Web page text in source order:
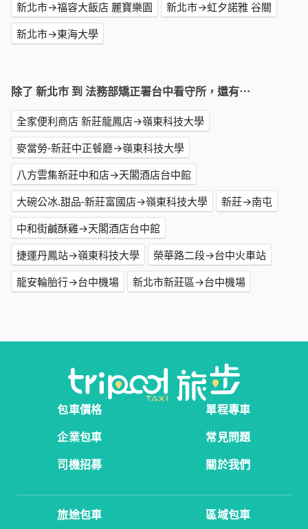
新北市→福容大飯店 麗寶樂園
新北市→虹夕諾雅 谷關
新北市→東海大學
除了 新北市 到 法務部矯正署台中看守所，還有⋯
全家便利商店 新莊龍鳳店→嶺東科技大學
麥當勞-新莊中正餐廳→嶺東科技大學
八方雲集新莊中和店→天閣酒店台中館
大碗公冰.甜品-新莊富國店→嶺東科技大學
新莊→南屯
中和街鹹酥雞→天閣酒店台中館
捷運丹鳳站→嶺東科技大學
榮華路二段→台中火車站
龍安輪胎行→台中機場
新北市新莊區→台中機場
包車價格
單程專車
企業包車
常見問題
司機招募
關於我們
旅途包車 區域包車